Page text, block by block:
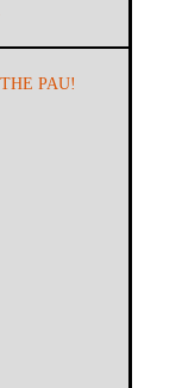
PAU!